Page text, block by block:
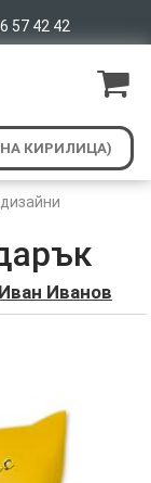
57 42 42
Иван Иванов